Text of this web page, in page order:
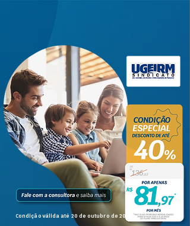
Condição válida até 20 de outubro de 2025.